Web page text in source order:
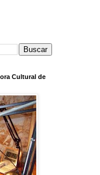
Cultural de